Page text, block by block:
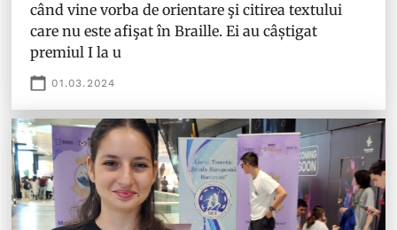
când vine vorba de orientare şi citirea textului
care nu este afişat în Braille. Ei au câștigat
premiul I la u
01.03.2024